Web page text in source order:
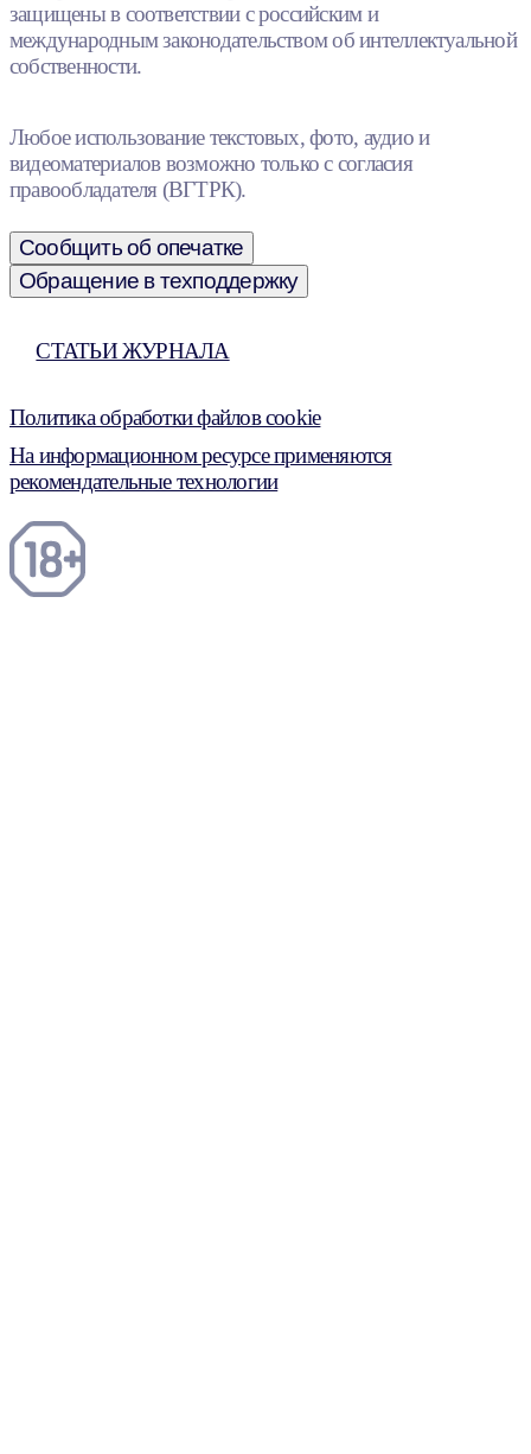
защищены в соответствии с российским и
международным законодательством об интеллектуальной
собственности.
Любое использование текстовых, фото, аудио и
видеоматериалов возможно только с согласия
правообладателя (ВГТРК).
Сообщить об опечатке
Обращение в техподдержку
СТАТЬИ ЖУРНАЛА
Политика обработки файлов cookie
На информационном ресурсе применяются
рекомендательные технологии